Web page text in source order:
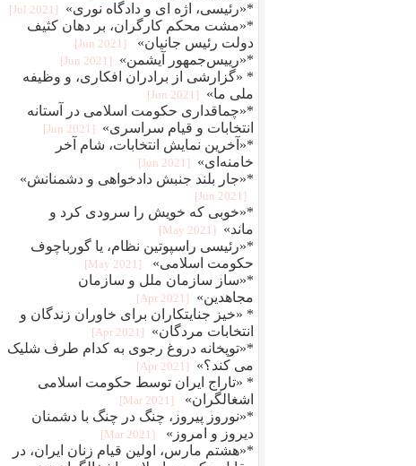
*«رئیسی، اژه ای و دادگاه نوری» [2021 Jul]
*«مشت محکم کارگران، بر دهان کثیف
دولت رئیس جانیان»
[2021 Jun]
*«رییس‌جمهور آیشمن» [2021 Jun]
* «گزارشی از برادران افکاری، و وظیفه
ملی ما»
[2021 Jun]
*«چماقداری حکومت اسلامی در آستانه
انتخابات و قیام سراسری»
[2021 Jun]
*«آخرین نمایش انتخابات، شام آخر
خامنه‌ای»
[2021 Jun]
*«جار بلند جنبش دادخواهی و دشمنانش»
[2021 Jun]
*«خوبی که خویش را سرودی کرد و
ماند»
[2021 May]
*«رئیسی راسپوتین نظام، یا گورباچوف
حکومت اسلامی»
[2021 May]
*«ساز سازمان ملل و سازمان
مجاهدین»
[2021 Apr]
* «خیز جنایتکاران برای خاوران زندگان و
انتخابات مردگان»
[2021 Apr]
*«توپخانه دروغ رجوی به کدام طرف شلیک
می کند؟»
[2021 Apr]
* «تاراج ایران توسط حکومت اسلامی
اشغالگران»
[2021 Mar]
*«نوروز پیروز، چنگ در چنگ با دشمنان
دیروز و امروز»
[2021 Mar]
*«هشتم مارس، اولین قیام زنان ایران، در